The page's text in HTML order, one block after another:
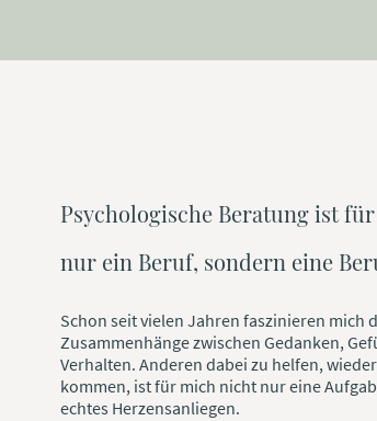
Psychologische Beratung ist
nur ein Beruf, sondern eine
Schon seit vielen Jahren faszinieren mich
Zusammenhänge zwischen Gedanken,
Verhalten. Anderen dabei zu helfen,
kommen, ist für mich nicht nur eine
echtes Herzensanliegen.